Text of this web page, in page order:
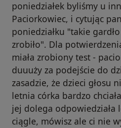
poniedziałek byliśmy u
Paciorkowiec, i cytując
poniedziałku "takie
zrobiło". Dla
miała zrobiony test -
duuuży za podejście do
zasadzie, że dzieci głosu
letnia córka bardzo
jej dolega odpowiedziała
ciągle, mówisz ale ci nie